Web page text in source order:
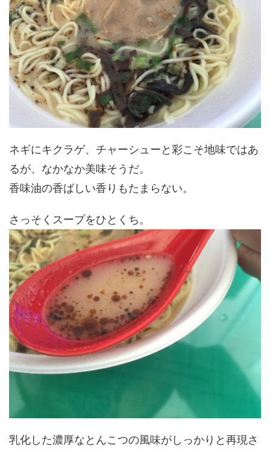
ネギにキクラゲ、チャーシューと彩こそ地味ではあ
るが、なかなか美味そうだ。
香味油の香ばしい香りもたまらない。
さっそくスープをひとくち。
乳化した濃厚なとんこつの風味がしっかりと再現さ